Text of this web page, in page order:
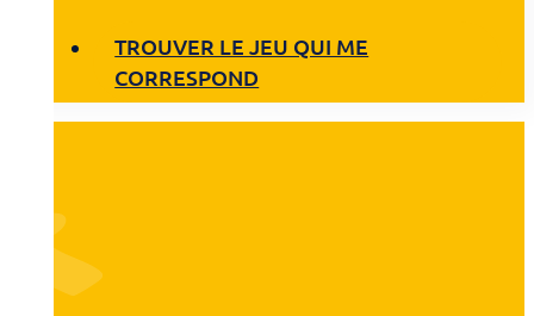
TROUVER LE JEU QUI ME
CORRESPOND